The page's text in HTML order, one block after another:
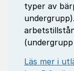
typer av
(undergrupp
Läs mer i